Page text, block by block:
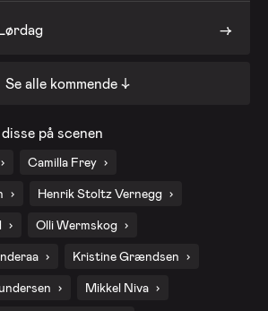
Se alle kommende ↓
på scenen
Camilla Frey
Henrik Stoltz Vernegg
Olli Wermskog
Kristine Grændsen
Mikkel Niva